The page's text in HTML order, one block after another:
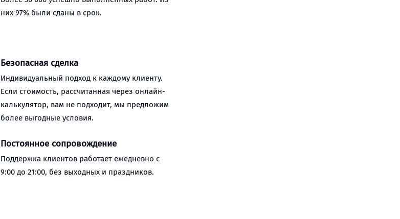
них 97% были сданы в срок.
Безопасная сделка
Индивидуальный подход к каждому клиенту.
Если стоимость, рассчитанная через онлайн-
калькулятор, вам не подходит, мы предложим
более выгодные условия.
Постоянное сопровождение
Поддержка клиентов работает ежедневно с
9:00 до 21:00, без выходных и праздников.